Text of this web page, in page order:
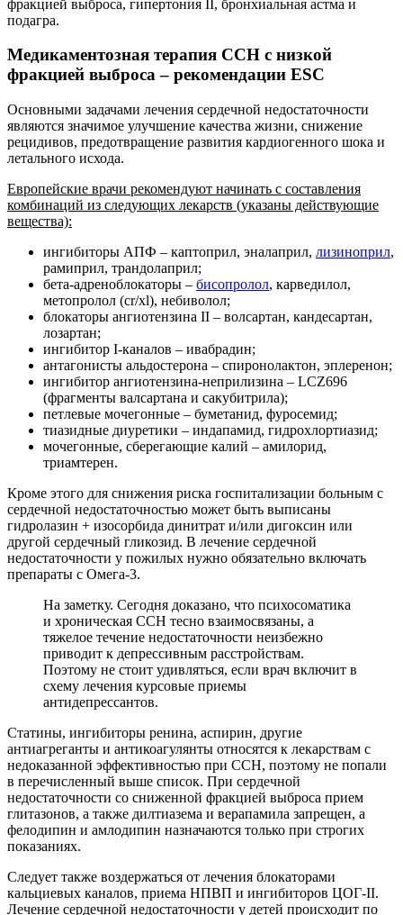
фракцией выброса, гипертония II, бронхиальная астма и
подагра.
Медикаментозная терапия ССН с низкой
фракцией выброса – рекомендации ESC
Основными задачами лечения сердечной недостаточности
являются значимое улучшение качества жизни, снижение
рецидивов, предотвращение развития кардиогенного шока и
летального исхода.
Европейские врачи рекомендуют начинать с составления
комбинаций из следующих лекарств (указаны действующие
вещества):
ингибиторы АПФ – каптоприл, эналаприл, лизиноприл,
рамиприл, трандолаприл;
бета-адреноблокаторы – бисопролол, карведилол,
метопролол (cr/xl), небиволол;
блокаторы ангиотензина II – волсартан, кандесартан,
лозартан;
ингибитор I-каналов – ивабрадин;
антагонисты альдостерона – спиронолактон, эплеренон;
ингибитор ангиотензина-неприлизина – LCZ696
(фрагменты валсартана и сакубитрила);
петлевые мочегонные – буметанид, фуросемид;
тиазидные диуретики – индапамид, гидрохлортиазид;
мочегонные, сберегающие калий – амилорид,
триамтерен.
Кроме этого для снижения риска госпитализации больным с
сердечной недостаточностью может быть выписаны
гидролазин + изосорбида динитрат и/или дигоксин или
другой сердечный гликозид. В лечение сердечной
недостаточности у пожилых нужно обязательно включать
препараты с Омега-3.
На заметку. Сегодня доказано, что психосоматика
и хроническая ССН тесно взаимосвязаны, а
тяжелое течение недостаточности неизбежно
приводит к депрессивным расстройствам.
Поэтому не стоит удивляться, если врач включит в
схему лечения курсовые приемы
антидепрессантов.
Статины, ингибиторы ренина, аспирин, другие
антиагреганты и антикоагулянты относятся к лекарствам с
недоказанной эффективностью при ССН, поэтому не попали
в перечисленный выше список. При сердечной
недостаточности со сниженной фракцией выброса прием
глитазонов, а также дилтиазема и верапамила запрещен, а
фелодипин и амлодипин назначаются только при строгих
показаниях.
Следует также воздержаться от лечения блокаторами
кальциевых каналов, приема НПВП и ингибиторов ЦОГ-II.
Лечение сердечной недостаточности у детей происходит по